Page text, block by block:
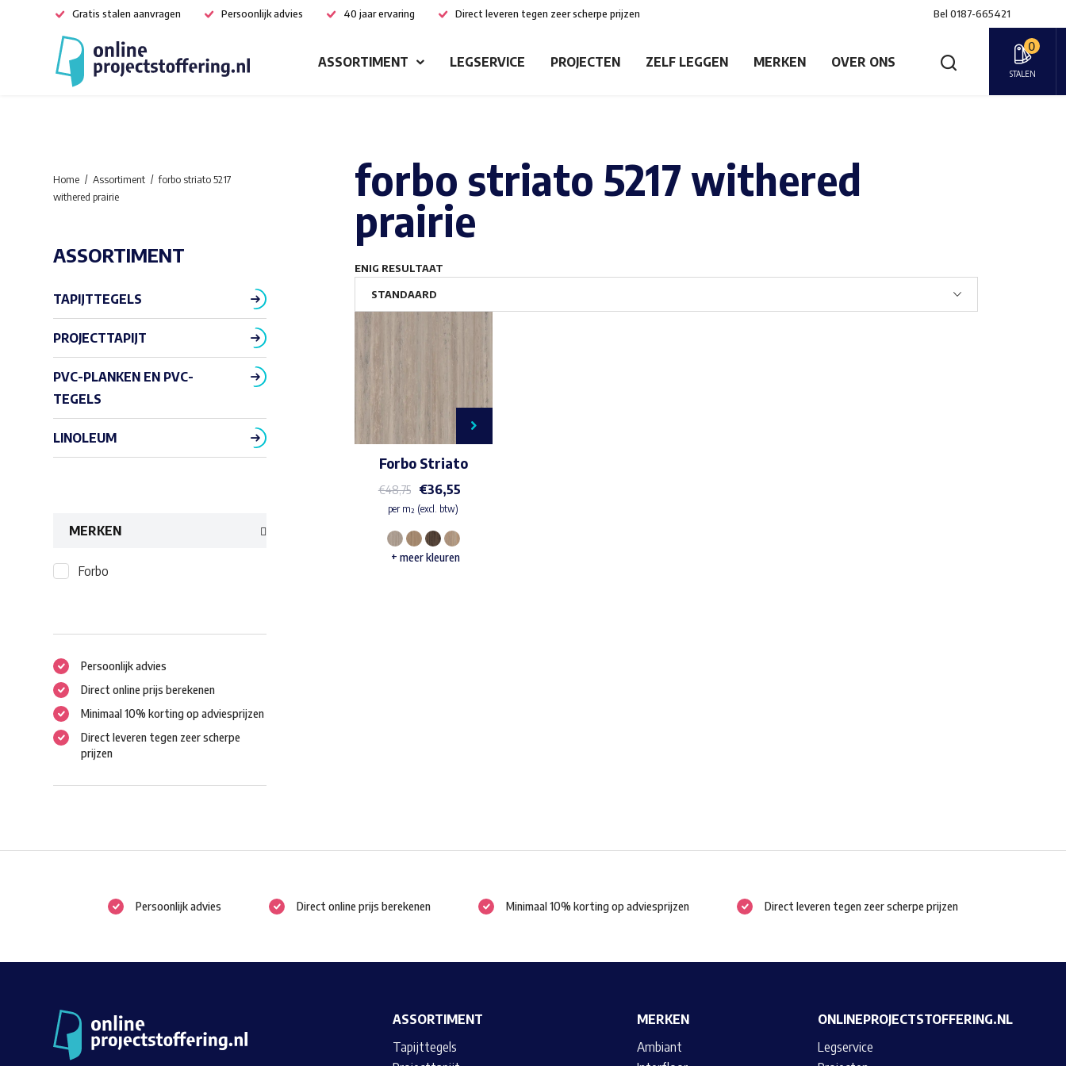
Gratis stalen aanvragen Persoonlijk advies 40 jaar ervaring Direct leveren tegen zeer scherpe prijzen Bel 0187-665421
ASSORTIMENT LEGSERVICE PROJECTEN ZELF LEGGEN MERKEN OVER ONS
0
STALEN
forbo striato 5217 withered
prairie
ENIG RESULTAAT
Forbo Striato
€48,75 €36,55
per m² (excl. btw)
Dit
+ meer kleuren
Home Assortiment
forbo striato 5217
withered prairie
ASSORTIMENT
TAPIJTTEGELS
PROJECTTAPIJT
PVC-PLANKEN EN PVC-
TEGELS
LINOLEUM
MERKEN
Forbo
Persoonlijk advies
Direct online prijs berekenen
Minimaal 10% korting op adviesprijzen
Direct leveren tegen zeer scherpe
prijzen
Persoonlijk advies Direct online prijs berekenen Minimaal 10% korting op adviesprijzen Direct leveren tegen zeer scherpe prijzen
ASSORTIMENT
Tapijttegels
MERKEN
Ambiant
ONLINEPROJECTSTOFFERING.NL
Legservice